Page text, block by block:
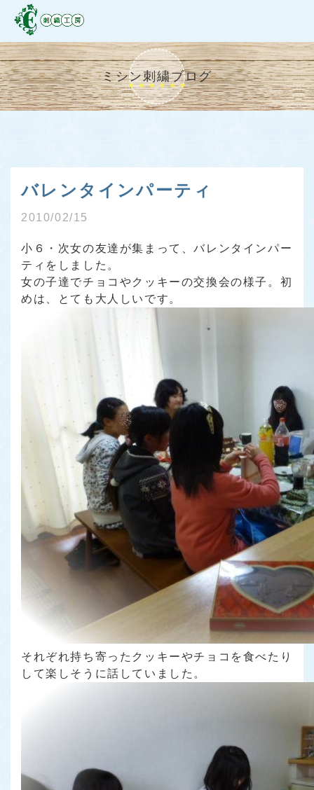
ミシン刺繍ブログ
バレンタインパーティ
2010/02/15
小６・次女の友達が集まって、バレンタインパー
ティをしました。
女の子達でチョコやクッキーの交換会の様子。初
めは、とても大人しいです。
それぞれ持ち寄ったクッキーやチョコを食べたり
して楽しそうに話していました。